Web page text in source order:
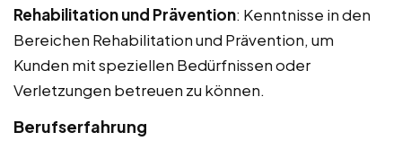
Rehabilitation und Prävention: Kenntnisse in den
Bereichen Rehabilitation und Prävention, um
Kunden mit speziellen Bedürfnissen oder
Verletzungen betreuen zu können.
Berufserfahrung